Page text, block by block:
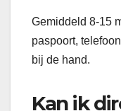
Gemiddeld 8-15
paspoort,
bij de hand.
Kan ik